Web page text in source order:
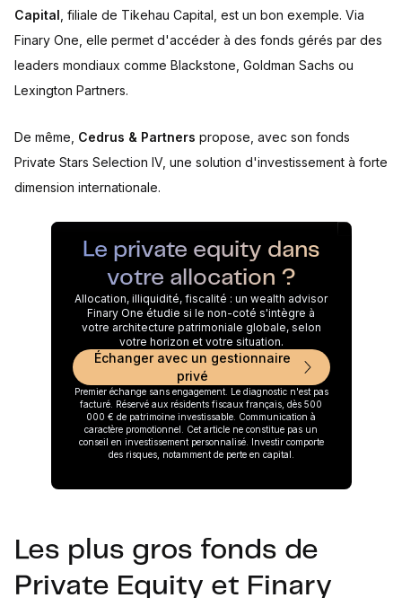
Capital , filiale de Tikehau Capital, est un bon exemple. Via
Finary One, elle permet d'accéder à des fonds gérés par des
leaders mondiaux comme Blackstone, Goldman Sachs ou
Lexington Partners.
De même, Cedrus & Partners propose, avec son fonds
Private Stars Selection IV, une solution d'investissement à forte
dimension internationale.
Le private equity dans
votre allocation ?
Allocation, illiquidité, fiscalité : un wealth advisor
Finary One étudie si le non-coté s'intègre à
votre architecture patrimoniale globale, selon
votre horizon et votre situation.
Échanger avec un gestionnaire
privé
Premier échange sans engagement. Le diagnostic n'est pas
facturé. Réservé aux résidents fiscaux français, dès 500
000 € de patrimoine investissable. Communication à
caractère promotionnel. Cet article ne constitue pas un
conseil en investissement personnalisé. Investir comporte
des risques, notamment de perte en capital.
Les plus gros fonds de
Private Equity et Finary